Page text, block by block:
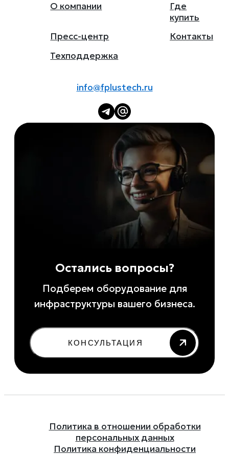
О компании
Где
купить
Пресс-центр
Контакты
Техподдержка
info@fplustech.ru
Остались вопросы?
Подберем оборудование для
инфраструктуры вашего бизнеса.
КОНСУЛЬТАЦИЯ
Политика в отношении обработки
персональных данных
Политика конфиденциальности